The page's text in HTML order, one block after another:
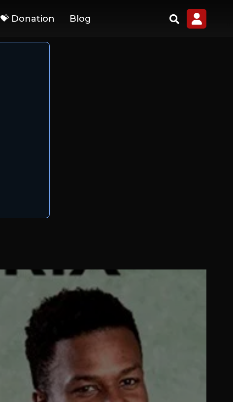
💝 Donation Blog